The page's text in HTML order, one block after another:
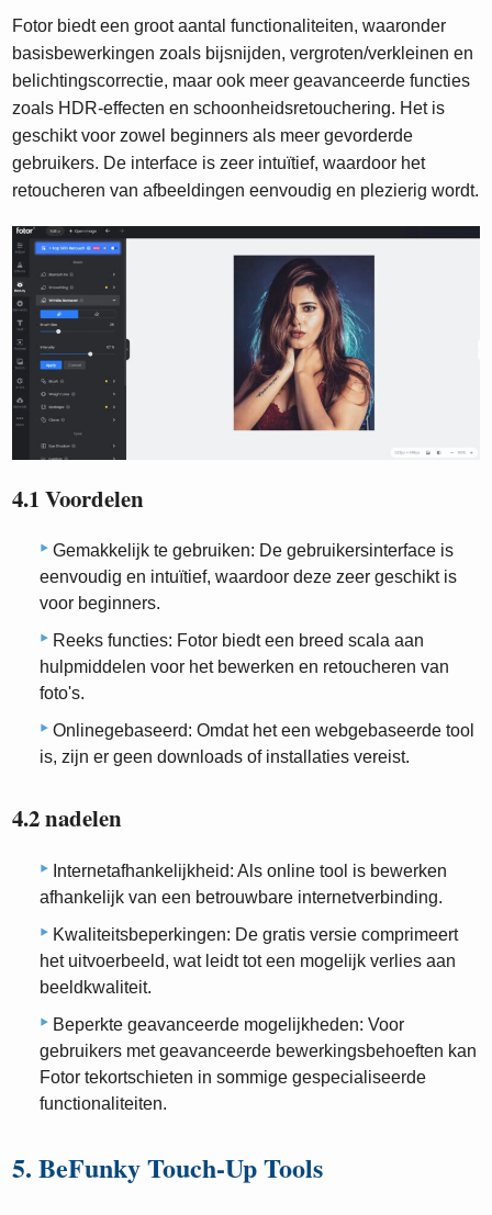
Fotor biedt een groot aantal functionaliteiten, waaronder
basisbewerkingen zoals bijsnijden, vergroten/verkleinen en
belichtingscorrectie, maar ook meer geavanceerde functies
zoals HDR-effecten en schoonheidsretouchering. Het is
geschikt voor zowel beginners als meer gevorderde
gebruikers. De interface is zeer intuïtief, waardoor het
retoucheren van afbeeldingen eenvoudig en plezierig wordt.
4.1 Voordelen
Gemakkelijk te gebruiken: De gebruikersinterface is
eenvoudig en intuïtief, waardoor deze zeer geschikt is
voor beginners.
Reeks functies: Fotor biedt een breed scala aan
hulpmiddelen voor het bewerken en retoucheren van
foto's.
Onlinegebaseerd: Omdat het een webgebaseerde tool
is, zijn er geen downloads of installaties vereist.
4.2 nadelen
Internetafhankelijkheid: Als online tool is bewerken
afhankelijk van een betrouwbare internetverbinding.
Kwaliteitsbeperkingen: De gratis versie comprimeert
het uitvoerbeeld, wat leidt tot een mogelijk verlies aan
beeldkwaliteit.
Beperkte geavanceerde mogelijkheden: Voor
gebruikers met geavanceerde bewerkingsbehoeften kan
Fotor tekortschieten in sommige gespecialiseerde
functionaliteiten.
5. BeFunky Touch-Up Tools